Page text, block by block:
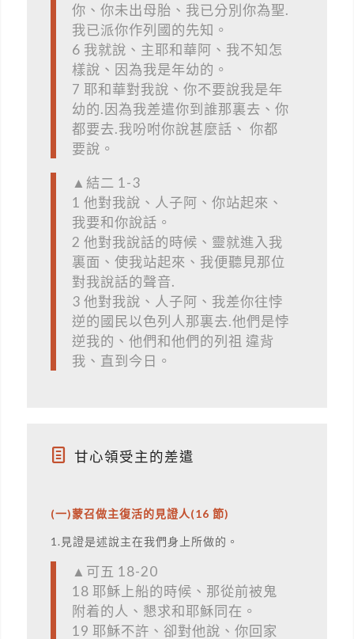
你、你未出母胎、我已分別你為聖.
我已派你作列國的先知。
6 我就說、主耶和華阿、我不知怎
樣說、因為我是年幼的。
7 耶和華對我說、你不要說我是年
幼的.因為我差遣你到誰那裏去、你
都要去.我吩咐你說甚麼話、 你都
要說。
▲結二 1-3
1 他對我說、人子阿、你站起來、
我要和你說話。
2 他對我說話的時候、靈就進入我
裏面、使我站起來、我便聽見那位
對我說話的聲音.
3 他對我說、人子阿、我差你往悖
逆的國民以色列人那裏去.他們是悖
逆我的、他們和他們的列祖 違背
我、直到今日。
甘心領受主的差遣
(一)蒙召做主復活的見證人(16 節)
1.見證是述說主在我們身上所做的。
▲可五 18-20
18 耶穌上船的時候、那從前被鬼
附着的人、懇求和耶穌同在。
19 耶穌不許、卻對他說、你回家